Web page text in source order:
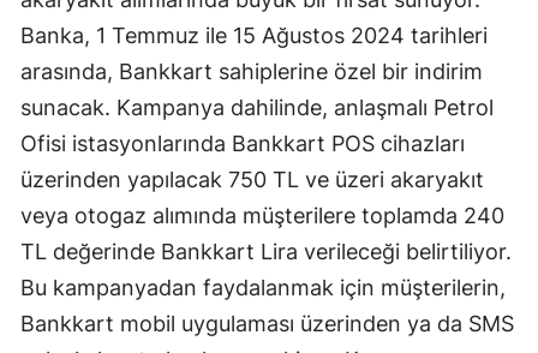
Kayseri
Kırklareli
Kocaeli
Konya
Banka, 1 Temmuz ile 15 Ağustos 2024 tarihleri
arasında, Bankkart sahiplerine özel bir indirim
sunacak. Kampanya dahilinde, anlaşmalı Petrol
Ofisi istasyonlarında Bankkart POS cihazları
üzerinden yapılacak 750 TL ve üzeri akaryakıt
veya otogaz alımında müşterilere toplamda 240
TL değerinde Bankkart Lira verileceği belirtiliyor.
Bu kampanyadan faydalanmak için müşterilerin,
Bankkart mobil uygulaması üzerinden ya da SMS